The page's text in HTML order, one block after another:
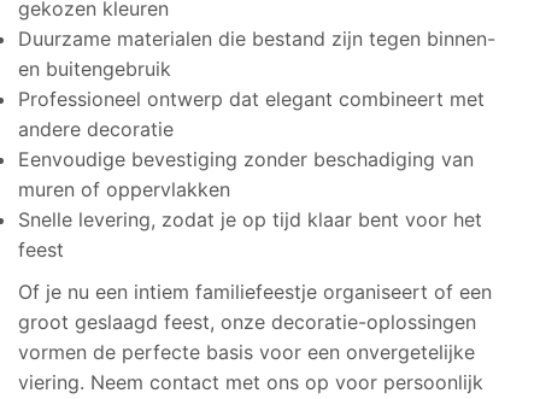
gekozen kleuren
Duurzame materialen die bestand zijn tegen binnen-
en buitengebruik
Professioneel ontwerp dat elegant combineert met
andere decoratie
Eenvoudige bevestiging zonder beschadiging van
muren of oppervlakken
Snelle levering, zodat je op tijd klaar bent voor het
feest
Of je nu een intiem familiefeestje organiseert of een
groot geslaagd feest, onze decoratie-oplossingen
vormen de perfecte basis voor een onvergetelijke
viering. Neem contact met ons op voor persoonlijk